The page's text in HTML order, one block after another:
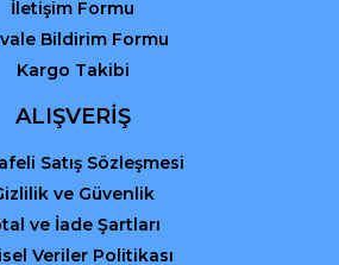
Gönder
İletişim Formu
Bildirim Formu
Kargo Takibi
ALIŞVERİŞ
Satış Sözleşmesi
ve Güvenlik
ve İade Şartları
Veriler Politikası